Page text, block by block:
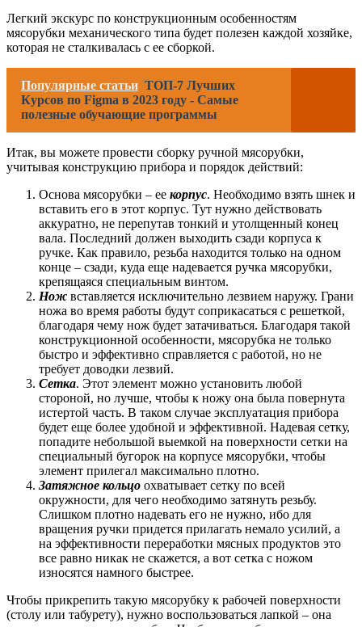
Легкий экскурс по конструкционным особенностям
мясорубки механического типа будет полезен каждой хозяйке,
которая не сталкивалась с ее сборкой.
Популярные статьи ТОП-7 Лучших
Курсов по Figma в 2023 году - Самые
полезные обучающие программы
Итак, вы можете провести сборку ручной мясорубки,
учитывая конструкцию прибора и порядок действий:
Основа мясорубки – ее корпус. Необходимо взять шнек и
вставить его в этот корпус. Тут нужно действовать
аккуратно, не перепутав тонкий и утолщенный конец
вала. Последний должен выходить сзади корпуса к
ручке. Как правило, резьба находится только на одном
конце – сзади, куда еще надевается ручка мясорубки,
крепящаяся специальным винтом.
Нож вставляется исключительно лезвием наружу. Грани
ножа во время работы будут соприкасаться с решеткой,
благодаря чему нож будет затачиваться. Благодаря такой
конструкционной особенности, мясорубка не только
быстро и эффективно справляется с работой, но не
требует доводки лезвий.
Сетка. Этот элемент можно установить любой
стороной, но лучше, чтобы к ножу она была повернута
истертой часть. В таком случае эксплуатация прибора
будет еще более удобной и эффективной. Надевая сетку,
попадите небольшой выемкой на поверхности сетки на
специальный бугорок на корпусе мясорубки, чтобы
элемент прилегал максимально плотно.
Затяжное кольцо охватывает сетку по всей
окружности, для чего необходимо затянуть резьбу.
Слишком плотно надевать его не нужно, ибо для
вращения ручки придется прилагать немало усилий, а
на эффективности переработки мясных продуктов это
все равно никак не скажется, а вот сетка с ножом
износятся намного быстрее.
Чтобы прикрепить такую мясорубку к рабочей поверхности
(столу или табурету), нужно воспользоваться лапкой – она